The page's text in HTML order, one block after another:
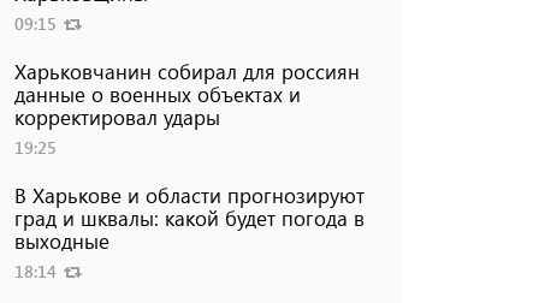
09:15
Харьковчанин собирал для россиян
данные о военных объектах и ​​
корректировал удары
19:25
В Харькове и области прогнозируют
град и шквалы: какой будет погода в
выходные
18:14